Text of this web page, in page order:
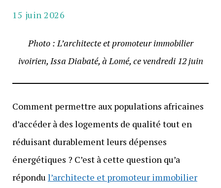
15 juin 2026
Photo : L’architecte et promoteur immobilier
ivoirien, Issa Diabaté, à Lomé, ce vendredi 12 juin
Comment permettre aux populations africaines
d’accéder à des logements de qualité tout en
réduisant durablement leurs dépenses
énergétiques ? C’est à cette question qu’a
répondu l’architecte et promoteur immobilier